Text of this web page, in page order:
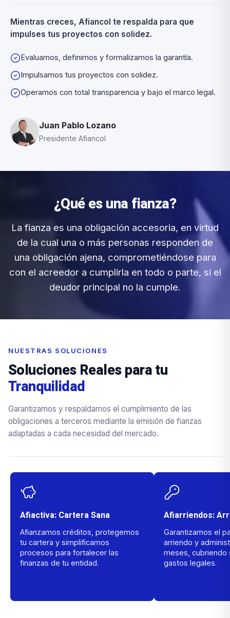
Mientras creces, Afiancol te respalda para que
impulses tus proyectos con solidez.
Evaluamos, definimos y formalizamos la garantía.
Impulsamos tus proyectos con solidez.
Operamos con total transparencia y bajo el marco legal.
Juan Pablo Lozano
Presidente Afiancol
¿Qué es una fianza?
La fianza es una obligación accesoria, en virtud
de la cual una o más personas responden de
una obligación ajena, comprometiéndose para
con el acreedor a cumplirla en todo o parte, si el
deudor principal no la cumple.
NUESTRAS SOLUCIONES
Soluciones Reales para tu
Tranquilidad
Garantizamos y respaldamos el cumplimiento de las
obligaciones a terceros mediante la emisión de fianzas
adaptadas a cada necesidad del mercado.
Afiactiva: Cartera Sana
Afianzamos créditos, protegemos
tu cartera y simplificamos
procesos para fortalecer las
finanzas de tu entidad.
Afiarriendos:
Garantizamos el
arriendo y
meses, cubriendo
gastos legales.